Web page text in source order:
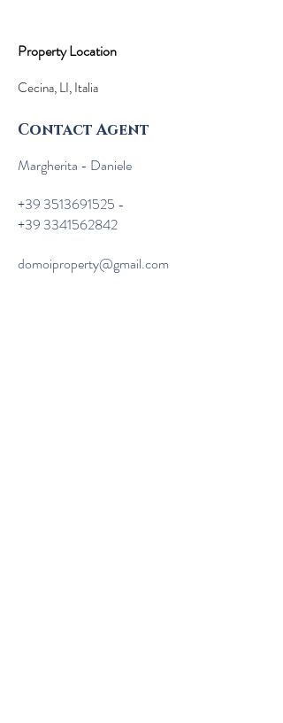
Property Location
Cecina, LI, Italia
Contact Agent
Margherita - Daniele
+39 3513691525 -
+39 3341562842
domoiproperty@gmail.com